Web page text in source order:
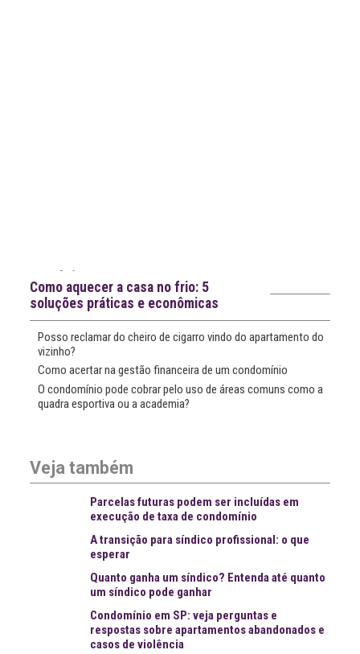
Notícias recentes
Como aquecer a casa no frio: 5
soluções práticas e econômicas
Posso reclamar do cheiro de cigarro vindo do apartamento do
vizinho?
Como acertar na gestão financeira de um condomínio
O condomínio pode cobrar pelo uso de áreas comuns como a
quadra esportiva ou a academia?
Veja também
Parcelas futuras podem ser incluídas em
execução de taxa de condomínio
A transição para síndico profissional: o que
esperar
Quanto ganha um síndico? Entenda até quanto
um síndico pode ganhar
Condomínio em SP: veja perguntas e
respostas sobre apartamentos abandonados e
casos de violência